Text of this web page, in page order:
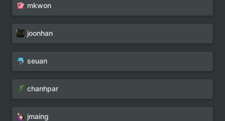
mkwon
joonhan
seuan
chanhpar
jmaing